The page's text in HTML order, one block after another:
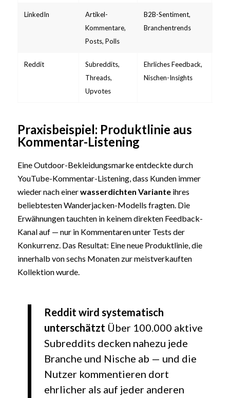
LinkedIn
Artikel-
Kommentare,
Posts, Polls
B2B-Sentiment,
Branchentrends
Reddit
Subreddits,
Threads,
Upvotes
Ehrliches Feedback,
Nischen-Insights
Praxisbeispiel: Produktlinie aus
Kommentar-Listening
Eine Outdoor-Bekleidungsmarke entdeckte durch
YouTube-Kommentar-Listening, dass Kunden immer
wieder nach einerwasserdichten Varianteihres
beliebtesten Wanderjacken-Modells fragten. Die
Erwähnungen tauchten in keinem direkten Feedback-
Kanal auf — nur in Kommentaren unter Tests der
Konkurrenz. Das Resultat: Eine neue Produktlinie, die
innerhalb von sechs Monaten zur meistverkauften
Kollektion wurde.
Reddit wird systematisch
unterschätzt Über 100.000 aktive
Subreddits decken nahezu jede
Branche und Nische ab — und die
Nutzer kommentieren dort
ehrlicher als auf jeder anderen